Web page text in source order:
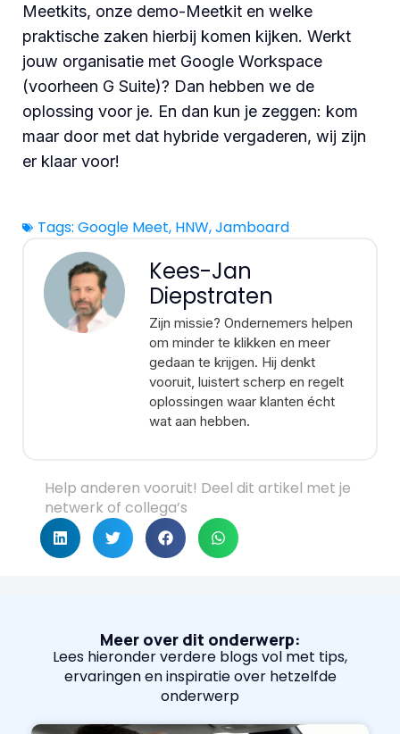
Meetkits, onze demo-Meetkit en welke
praktische zaken hierbij komen kijken. Werkt
jouw organisatie met Google Workspace
(voorheen G Suite)? Dan hebben we de
oplossing voor je. En dan kun je zeggen: kom
maar door met dat hybride vergaderen, wij zijn
er klaar voor!
Tags: Google Meet, HNW,Jamboard
Kees-Jan
Diepstraten
Zijn missie? Ondernemers helpen
om minder te klikken en meer
gedaan te krijgen. Hij denkt
vooruit, luistert scherp en regelt
oplossingen waar klanten écht
wat aan hebben.
Help anderen vooruit! Deel dit artikel met je
netwerk of collega’s
Meer over dit onderwerp:
Lees hieronder verdere blogs vol met tips,
ervaringen en inspiratie over hetzelfde
onderwerp